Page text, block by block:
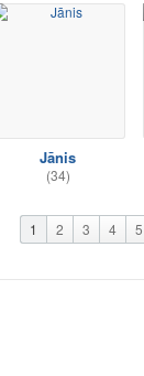
Jānis
(34)
1 2 3 4 5